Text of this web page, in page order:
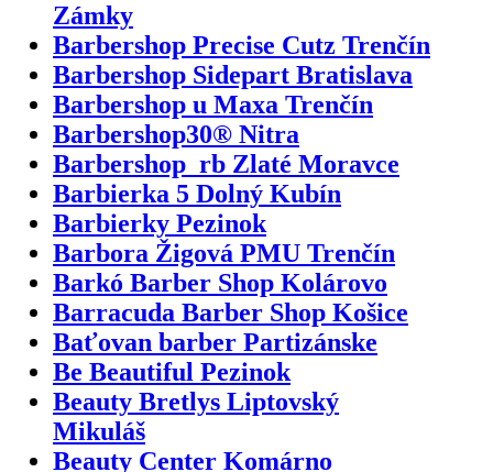
Zámky
Barbershop Precise Cutz Trenčín
Barbershop Sidepart Bratislava
Barbershop u Maxa Trenčín
Barbershop30® Nitra
Barbershop_rb Zlaté Moravce
Barbierka 5 Dolný Kubín
Barbierky Pezinok
Barbora Žigová PMU Trenčín
Barkó Barber Shop Kolárovo
Barracuda Barber Shop Košice
Baťovan barber Partizánske
Be Beautiful Pezinok
Beauty Bretlys Liptovský
Mikuláš
Beauty Center Komárno